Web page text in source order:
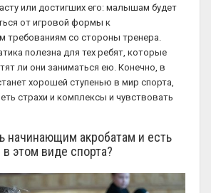
или достигших его: малышам будет
от игровой формы к
требованиям со стороны тренера.
полезна для тех ребят, которые
ли они заниматься ею. Конечно, в
хорошей ступенью в мир спорта,
страхи и комплексы и чувствовать
начинающим акробатам и есть
этом виде спорта?